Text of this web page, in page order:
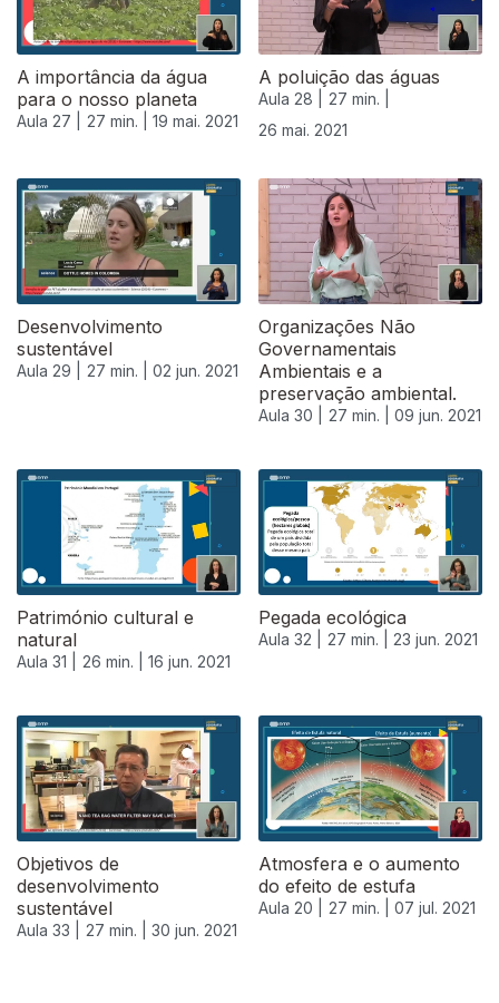
A importância da água
para o nosso planeta
Aula 27 | 27 min. | 19 mai. 2021
A poluição das águas
Aula 28 |
27 min. |
26 mai. 2021
Desenvolvimento
sustentável
Aula 29 | 27 min. | 02 jun. 2021
Organizações Não
Governamentais
Ambientais e a
preservação ambiental.
Aula 30 | 27 min. | 09 jun. 2021
Património cultural e
natural
Aula 31 | 26 min. | 16 jun. 2021
Pegada ecológica
Aula 32 | 27 min. | 23 jun. 2021
Objetivos de
desenvolvimento
sustentável
Aula 33 | 27 min. | 30 jun. 2021
Atmosfera e o aumento
do efeito de estufa
Aula 20 | 27 min. | 07 jul. 2021
556061